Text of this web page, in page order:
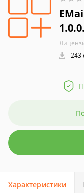
243
Характеристики